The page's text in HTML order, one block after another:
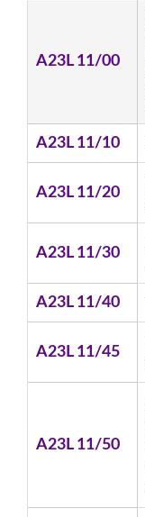
A23L 11/00
A23L 11/10
A23L 11/20
A23L 11/30
A23L 11/40
A23L 11/45
A23L 11/50